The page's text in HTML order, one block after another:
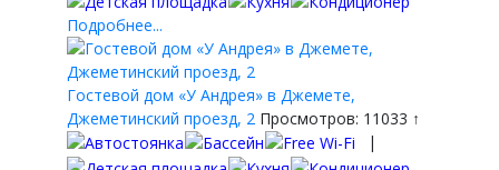
Подробнее...
Гостевой дом «У Андрея» в Джемете,
Джеметинский проезд, 2 Просмотров: 11033 ↑
|